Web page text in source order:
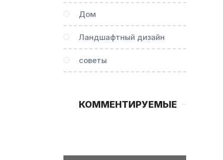
Дом
Ландшафтный дизайн
советы
КОММЕНТИРУЕМЫЕ